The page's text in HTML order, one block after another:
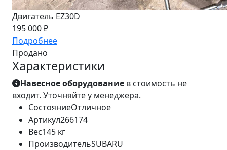
Двигатель EZ30D
195 000 ₽
Подробнее
Продано
Характеристики
Навесное оборудование в стоимость не
входит. Уточняйте у менеджера.
СостояниеОтличное
Артикул266174
Вес145 кг
ПроизводительSUBARU